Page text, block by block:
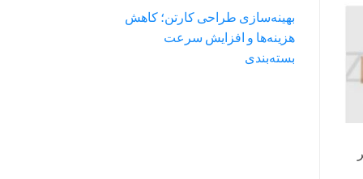
بهینه‌سازی طراحی کارتن؛ کاهش
هزینه‌ها و افزایش سرعت
بسته‌بندی